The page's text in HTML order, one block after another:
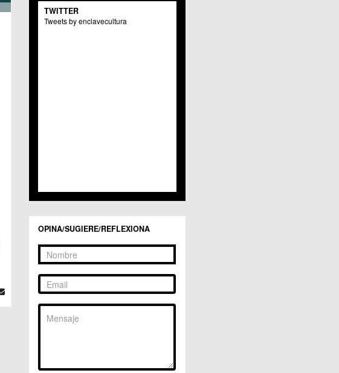
TWITTER
Tweets by enclavecultura
OPINA/SUGIERE/REFLEXIONA